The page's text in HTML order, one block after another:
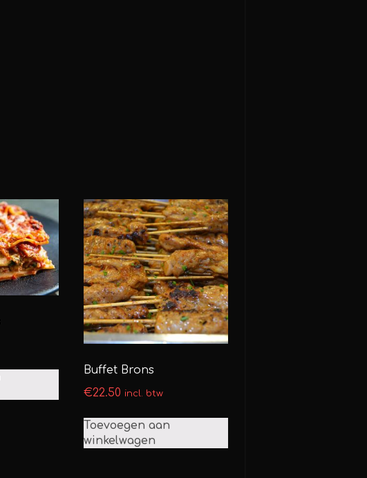
Buffet Brons
€22.50 incl. btw
Toevoegen aan
winkelwagen